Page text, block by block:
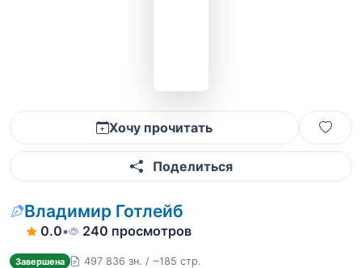
Хочу прочитать
Поделиться
Владимир Готлейб
0.0• 240 просмотров
Завершена
497 836 зн. / ~185 стр.